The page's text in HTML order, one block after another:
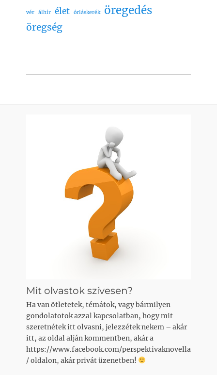
vér álhír élet óriáskerék öregedés
öregség
Mit olvastok szívesen?
Ha van ötletetek, témátok, vagy bármilyen
gondolatotok azzal kapcsolatban, hogy mit
szeretnétek itt olvasni, jelezzétek nekem – akár
itt, az oldal alján kommentben, akár a
https://www.facebook.com/perspektivaknovella
/ oldalon, akár privát üzenetben!